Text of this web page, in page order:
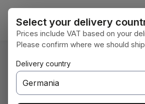
Sari la conținutul principal
Sunteți aici: Acasă
Select your delivery
Prices include VAT based on your
Please confirm where we should
Delivery country